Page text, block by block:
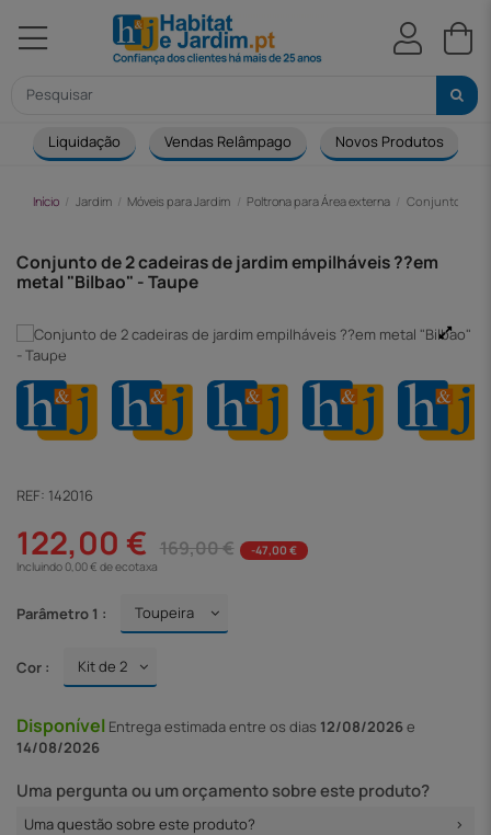
Liquidação Vendas Relâmpago Novos Produtos
Início Jardim Móveis para Jardim Poltrona para Área externa Conjunto de 2
Conjunto de 2 cadeiras de jardim empilháveis ??em
metal "Bilbao" - Taupe
REF: 142016
122,00 € 169,00 €
-47,00 €
Incluindo 0,00 € de ecotaxa
Parâmetro 1 :
Cor :
Disponível Entregaestimada entre os dias 12/08/2026e
14/08/2026
Uma pergunta ou um orçamento sobre este produto?
Uma questão sobre este produto?